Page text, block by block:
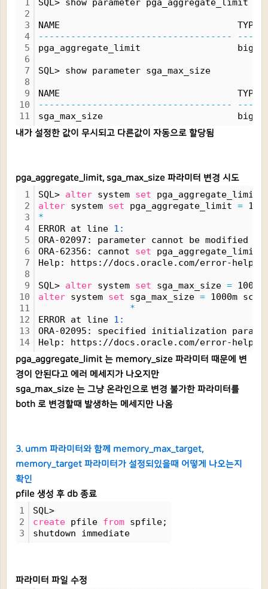
1
2
3
4
5
6
7
8
9
10
11
SQL> show parameter pga_aggregate_limit
NAME                                 TYPE
------------------------------------
pga_aggregate_limit                  big
SQL> show parameter sga_max_size
NAME                                 TYPE
------------------------------------
sga_max_size                         big
내가 설정한 값이 무시되고 다른값이 자동으로 할당됨
pga_aggregate_limit, sga_max_size 파라미터 변경 시도
1
2
3
4
5
6
7
8
9
10
11
12
13
14
SQL> alter system set pga_aggregate_limit
alter system set pga_aggregate_limit =
*
ERROR at line 1:
ORA-02097: parameter cannot be modified
ORA-62356: cannot set pga_aggregate_limit
Help: https://docs.oracle.com/error-help/
SQL> alter system set sga_max_size =
alter system set sga_max_size = 1000m
*
ERROR at line 1:
ORA-02095: specified initialization
Help: https://docs.oracle.com/error-help/
pga_aggregate_limit 는 memory_size 파라미터 때문에 변
경이 안된다고 에러 메세지가 나오지만
sga_max_size 는 그냥 온라인으로 변경 불가한 파라미터를
both 로 변경할때 발생하는 메세지만 나옴
3. umm 파라미터와 함께 memory_max_target,
memory_target 파라미터가 설정되있을때 어떻게 나오는지
확인
pfile 생성 후 db 종료
1
2
3
SQL>
create pfile from spfile;
shutdown immediate
파라미터 파일 수정